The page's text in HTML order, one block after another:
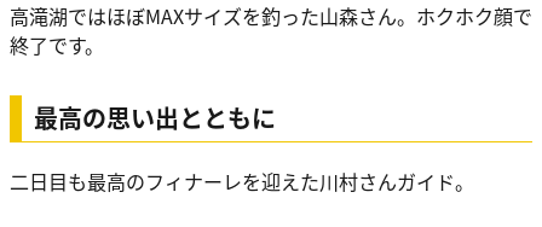
高滝湖ではほぼMAXサイズを釣った山森さん。ホクホク顔で
終了です。
最高の思い出とともに
二日目も最高のフィナーレを迎えた川村さんガイド。